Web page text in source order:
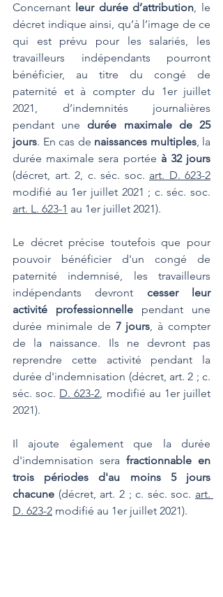
Concernant leur durée d’attribution, le
décret indique ainsi, qu’à l’image de ce
qui est prévu pour les salariés, les
travailleurs indépendants pourront
bénéficier, au titre du congé de
paternité et à compter du 1er juillet
2021, d’indemnités journalières
pendant une durée maximale de 25
jours. En cas de naissances multiples, la
durée maximale sera portée à 32 jours
(décret, art. 2, c. séc. soc. art. D. 623-2
art. L. 623-1 au 1er juillet 2021).
Le décret précise toutefois que pour
pouvoir bénéficier d'un congé de
paternité indemnisé, les travailleurs
indépendants devront cesser leur
activité professionnelle pendant une
durée minimale de 7 jours, à compter
de la naissance. Ils ne devront pas
reprendre cette activité pendant la
durée d'indemnisation (décret, art. 2 ; c.
séc. soc. D. 623-2, modifié au 1er juillet
2021).
Il ajoute également que la durée
d'indemnisation sera fractionnable en
trois périodes d'au moins 5 jours
chacune (décret, art. 2 ; c. séc. soc. art.
D. 623-2 modifié au 1er juillet 2021).